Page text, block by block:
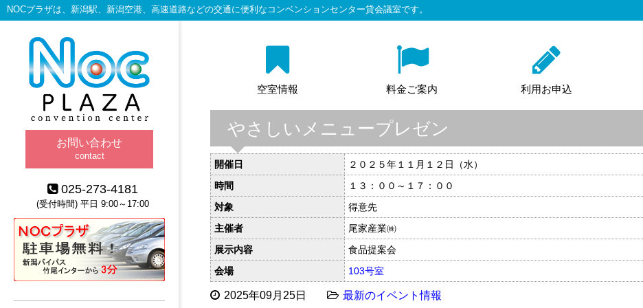
NOCプラザは、新潟駅、新潟空港、高速道路などの交通に便利なコンベンションセンター貸会議室です。
空室情報 料金ご案内 利用お申込
やさしいメニュープレゼン
開催日
２０２５年１１月１２日（水）
時間
１３：００～１７：００
対象
得意先
主催者
尾家産業㈱
展示内容
食品提案会
会場
103号室
2025年09月25日 最新のイベント情報
お問い合わせ
contact
025-273-4181
(受付時間) 平日 9:00～17:00